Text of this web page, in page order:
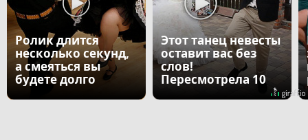
Ролик длится
несколько секунд,
а смеяться вы
будете долго
Этот танец невесты
оставит вас без
слов!
Пересмотрела 10